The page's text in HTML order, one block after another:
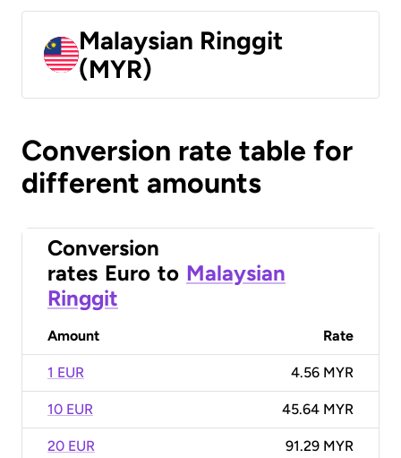
Malaysian Ringgit
(MYR)
Conversion rate table for
different amounts
Conversion
rates Euro to Malaysian
Ringgit
Amount Rate
1 EUR 4.56 MYR
10 EUR 45.64 MYR
20 EUR 91.29 MYR